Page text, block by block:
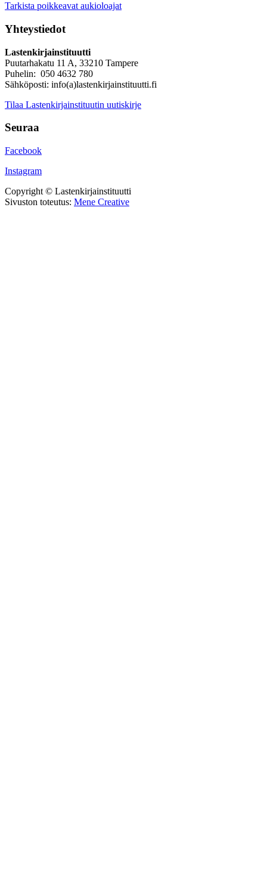
Tarkista poikkeavat aukioloajat
Yhteystiedot
Lastenkirjainstituutti
Puutarhakatu 11 A, 33210 Tampere
Puhelin: 050 4632 780
Sähköposti: info(a)lastenkirjainstituutti.fi
Tilaa Lastenkirjainstituutin uutiskirje
Seuraa
Facebook
Instagram
Copyright © Lastenkirjainstituutti
Sivuston toteutus: Mene Creative